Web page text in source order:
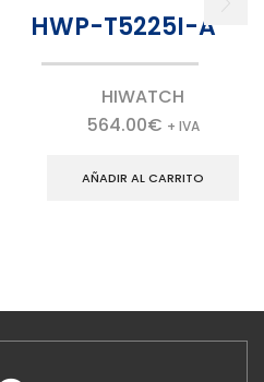
HWP-T5225I-A
HIWATCH
564.00€ + IVA
AÑADIR AL CARRITO